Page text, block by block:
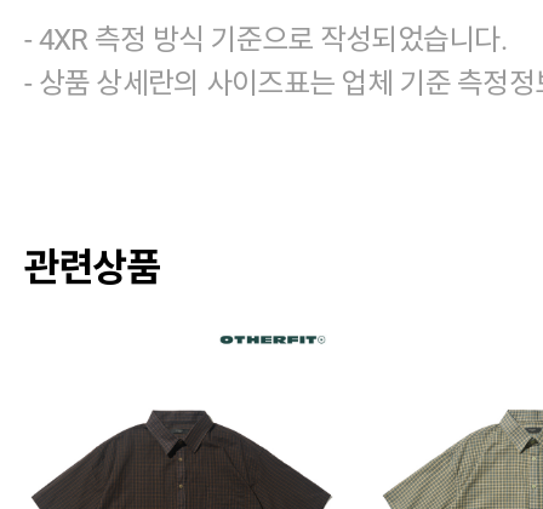
- 4XR 측정 방식 기준으로 작성되었습니다.
- 상품 상세란의 사이즈표는 업체 기준 측정정
관련상품